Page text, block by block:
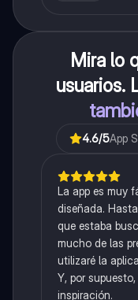
Mira lo
4.6/5App
La app es muy
diseñada.
que estaba
mucho de las
utilizaré la
Y, por
inspiración.